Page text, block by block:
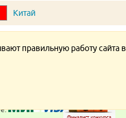
Китай
правильную работу сайта в